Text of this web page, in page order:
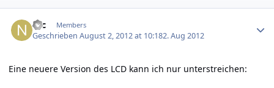
Nic Members
GeschriebenAugust 2, 2012 at 10:182. Aug 2012
Eine neuere Version des LCD kann ich nur unterstreichen: